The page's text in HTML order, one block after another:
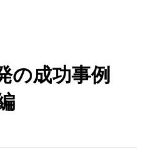
の成功事例